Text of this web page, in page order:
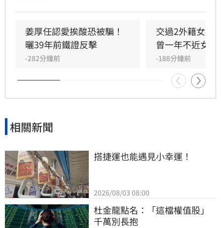
助管理跨領域資源，讓童芯專注研發。童芯除學
術成就外，還具備特殊靈性體驗，曾在廟宇創下
連續擲出42個聖筊的奇蹟。兩人超越傳統男女情
愛，以理性思維與能力互補模式，共同經營科
技、文化與農業事業，展開跨越世紀的合作使
命。
姜厚任認愛挨酸恐被騙！
曬39年前鐵證反擊
-282分鐘前
交過2外籍女友
曾一年不近女色
-188分鐘前
相關新聞
搭捷運也能遇見小幸運！
2026/08/03 08:00
杜金龍點名：「這檔權值股」
千萬別長抱